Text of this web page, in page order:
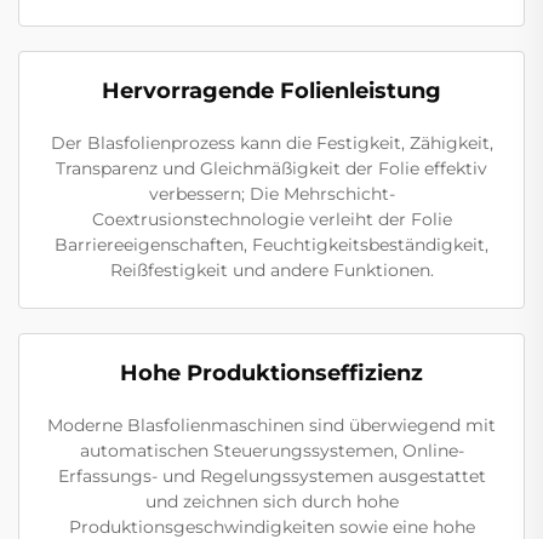
Hervorragende Folienleistung
Der Blasfolienprozess kann die Festigkeit, Zähigkeit,
Transparenz und Gleichmäßigkeit der Folie effektiv
verbessern; Die Mehrschicht-
Coextrusionstechnologie verleiht der Folie
Barriereeigenschaften, Feuchtigkeitsbeständigkeit,
Reißfestigkeit und andere Funktionen.
Hohe Produktionseffizienz
Moderne Blasfolienmaschinen sind überwiegend mit
automatischen Steuerungssystemen, Online-
Erfassungs- und Regelungssystemen ausgestattet
und zeichnen sich durch hohe
Produktionsgeschwindigkeiten sowie eine hohe